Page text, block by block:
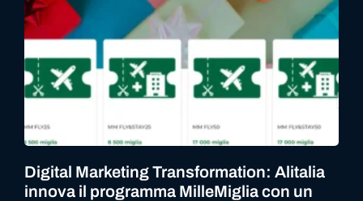
Digital Marketing Transformation: Alitalia
innova il programma MilleMiglia con un